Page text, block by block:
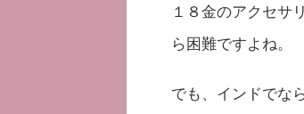
１８金のアクセサ
ら困難ですよね。
でも、インドでな